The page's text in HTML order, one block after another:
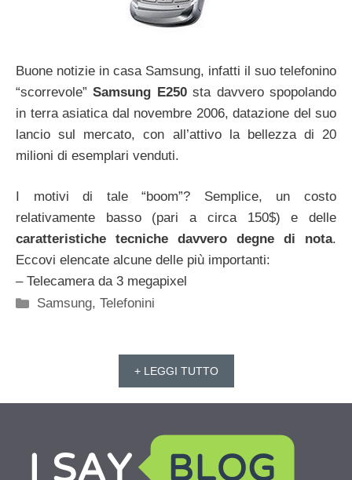
Buone notizie in casa Samsung, infatti il suo telefonino
“scorrevole”Samsung E250sta davvero spopolando
in terra asiatica dal novembre 2006, datazione del suo
lancio sul mercato, con all’attivo la bellezza di 20
milioni di esemplari venduti.
I motivi di tale “boom”? Semplice, un costo
relativamente basso (pari a circa 150$) e delle
caratteristiche tecniche davvero degne di nota.
Eccovi elencate alcune delle più importanti:
– Telecamera da 3 megapixel
Categorie
Samsung,Telefonini
+ LEGGI TUTTO